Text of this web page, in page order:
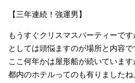
【三年連続！強運男】
もうすぐクリスマスパーティーで
としては頭悩ますのが場所と内容で
ここ何年かは屋形船が続いていま
都内のホテルってのも有りました